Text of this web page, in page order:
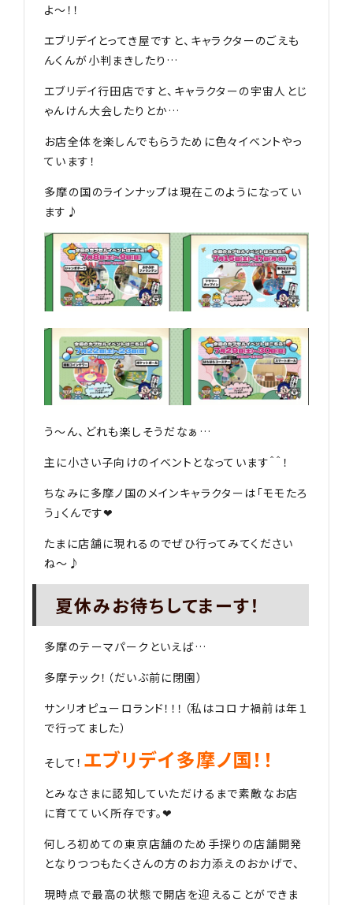
よ〜！！
エブリデイとってき屋ですと、キャラクターのごえも
んくんが小判まきしたり…
エブリデイ行田店ですと、キャラクターの宇宙人とじ
ゃんけん大会したりとか…
お店全体を楽しんでもらうために色々イベントやっ
ています！
多摩の国のラインナップは現在このようになってい
ます♪
う〜ん、どれも楽しそうだなぁ…
主に小さい子向けのイベントとなっています＾＾！
ちなみに多摩ノ国のメインキャラクターは「モモたろ
う」くんです❤︎
たまに店舗に現れるのでぜひ行ってみてください
ね〜♪
夏休みお待ちしてまーす！
多摩のテーマパークといえば…
多摩テック！（だいぶ前に閉園）
サンリオピューロランド！！！（私はコロナ禍前は年１
で行ってました）
そして！ エブリデイ多摩ノ国！！
とみなさまに認知していただけるまで素敵なお店
に育てていく所存です。❤︎
何しろ初めての東京店舗のため手探りの店舗開発
となりつつもたくさんの方のお力添えのおかげで、
現時点で最高の状態で開店を迎えることができま